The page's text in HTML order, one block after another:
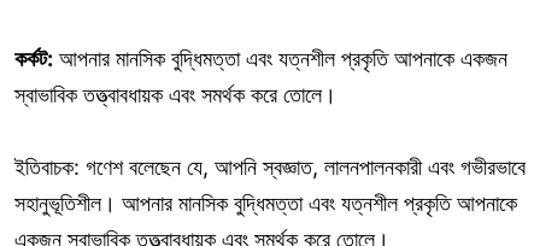
কর্কট: আপনার মানসিক বুদ্ধিমত্তা এবং যত্নশীল প্রকৃতি আপনাকে একজন
স্বাভাবিক তত্ত্বাবধায়ক এবং সমর্থক করে তোলে।
ইতিবাচক: গণেশ বলেছেন যে, আপনি স্বজ্ঞাত, লালনপালনকারী এবং গভীরভাবে
সহানুভূতিশীল। আপনার মানসিক বুদ্ধিমত্তা এবং যত্নশীল প্রকৃতি আপনাকে
একজন স্বাভাবিক তত্ত্বাবধায়ক এবং সমর্থক করে তোলে।